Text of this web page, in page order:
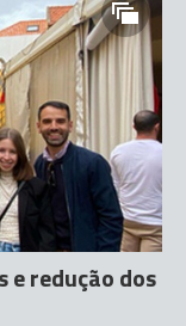
e redução dos